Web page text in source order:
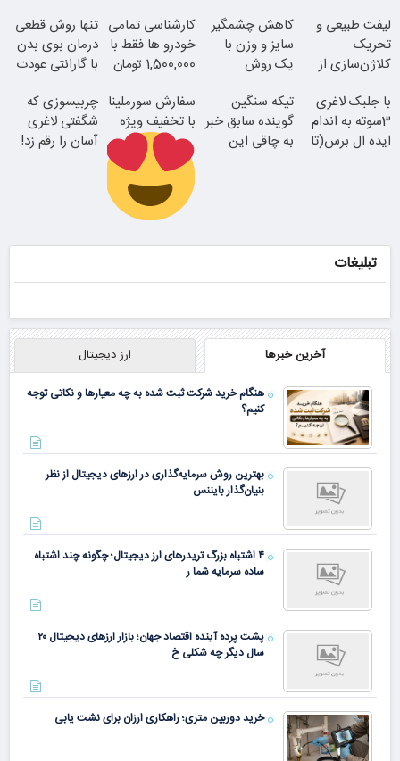
دوران نقاهت
لیفت طبیعی و
تحریک
کلاژن‌سازی از
24ماه ماندگاری
کاهش چشمگیر
سایز و وزن با
یک روش
کارشناسی تمامی
خودرو ها فقط با
1,500,000 تومان
تنها روش قطعی
درمان بوی بدن
با گارانتی عودت
با جلبک لاغری
3سوته به اندام
ایده ال برس(تا
تیکه سنگین
گوینده سابق خبر
به چاقی این
سفارش سورملینا
با تخفیف ویژه
چربیسوزی که
شگفتی لاغری
آسان را رقم زد!
تبلیغات
آخرین خبرها ارز دیجیتال
هنگام خرید شرکت ثبت شده به چه معیارها و نکاتی توجه
کنیم؟
بهترین روش سرمایه‌گذاری در ارزهای دیجیتال از نظر
بنیان‌گذار بایننس
۴ اشتباه بزرگ تریدرهای ارز دیجیتال؛ چگونه چند اشتباه
ساده سرمایه شما ر
پشت پرده آینده اقتصاد جهان؛ بازار ارزهای دیجیتال ۲۰
سال دیگر چه شکلی خ
خرید دوربین متری؛ راهکاری ارزان برای نشت یابی